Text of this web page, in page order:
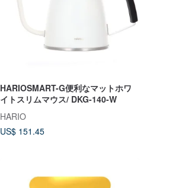
HARIOSMART-G便利なマットホワ
イトスリムマウス/ DKG-140-W
HARIO
US$ 151.45